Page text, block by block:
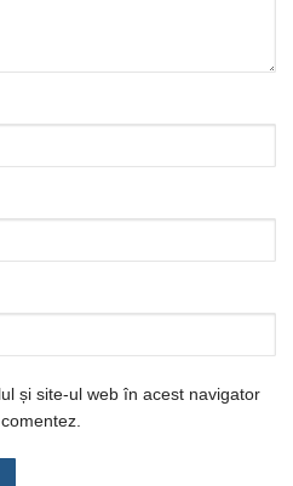
și site-ul web în acest navigator